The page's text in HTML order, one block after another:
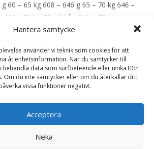
Hantera samtycke
använder vi teknik som cookies för att
åt enhetsinformation. När du samtycker till
behandla data som surfbeteende eller unika ID:n
Om du inte samtycker eller om du återkallar ditt
vissa funktioner negativt.
Acceptera
Neka
60 – 65 kg 608 – 646 g 65 – 70 kg 646 –
683 – 719 g 75 – 80 kg 719 – 754 g –
& KÖP